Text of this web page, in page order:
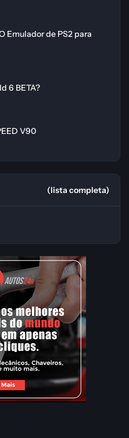
Emulador de PS2 para
6 BETA?
V90
(lista completa)